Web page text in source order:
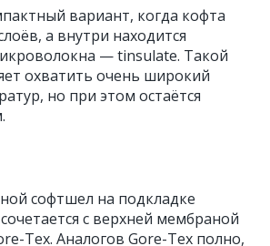
вариант, когда кофта
а внутри находится
— tinsulate. Такой
охватить очень широкий
но при этом остаётся
софтшел на подкладке
с верхней мембраной
Tex. Аналогов Gore-Tex полно,